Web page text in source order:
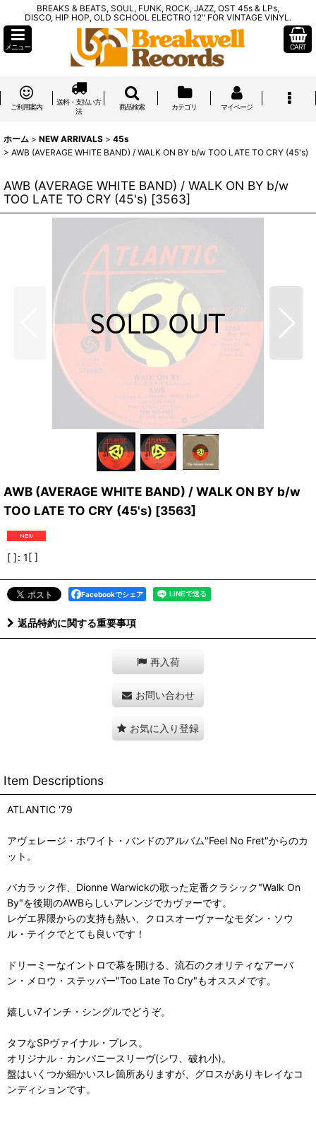
BREAKS & BEATS, SOUL, FUNK, ROCK, JAZZ, OST 45s & LPs,
DISCO, HIP HOP, OLD SCHOOL ELECTRO 12" FOR VINTAGE VINYL.
メニュー CART
ご利用案内
送料・支払い方
法
商品検索 カテゴリ マイページ
ホーム > NEW ARRIVALS > 45s
> AWB (AVERAGE WHITE BAND) / WALK ON BY b/w TOO LATE TO CRY (45's)
AWB (AVERAGE WHITE BAND) / WALK ON BY b/w
TOO LATE TO CRY (45's) [3563]
AWB (AVERAGE WHITE BAND) / WALK ON BY b/w
TOO LATE TO CRY (45's) [3563]
[ ]: 1[ ]
Facebookでシェア
返品特約に関する重要事項
再入荷
お問い合わせ
お気に入り登録
Item Descriptions
ATLANTIC '79
アヴェレージ・ホワイト・バンドのアルバム"Feel No Fret"からのカ
ット。
バカラック作、Dionne Warwickの歌った定番クラシック"Walk On
By"を後期のAWBらしいアレンジでカヴァーです。
レゲエ界隈からの支持も熱い、クロスオーヴァーなモダン・ソウ
ル・テイクでとても良いです！
ドリーミーなイントロで幕を開ける、流石のクオリティなアーバ
ン・メロウ・ステッパー"Too Late To Cry"もオススメです。
嬉しい7インチ・シングルでどうぞ。
タフなSPヴァイナル・プレス。
オリジナル・カンパニースリーヴ(シワ、破れ小)。
盤はいくつか細かいスレ箇所ありますが、グロスがありキレイなコ
ンディションです。